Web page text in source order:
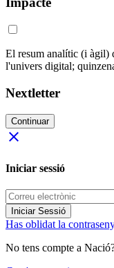
El resum analític (i àgil)
l'univers digital;
Nextletter
Continuar
close
Iniciar sessió
Iniciar Sessió
Has oblidat la
No tens compte a